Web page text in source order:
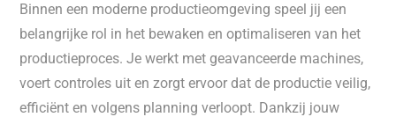
Binnen een moderne productieomgeving speel jij een
belangrijke rol in het bewaken en optimaliseren van het
productieproces. Je werkt met geavanceerde machines,
voert controles uit en zorgt ervoor dat de productie veilig,
efficiënt en volgens planning verloopt. Dankzij jouw